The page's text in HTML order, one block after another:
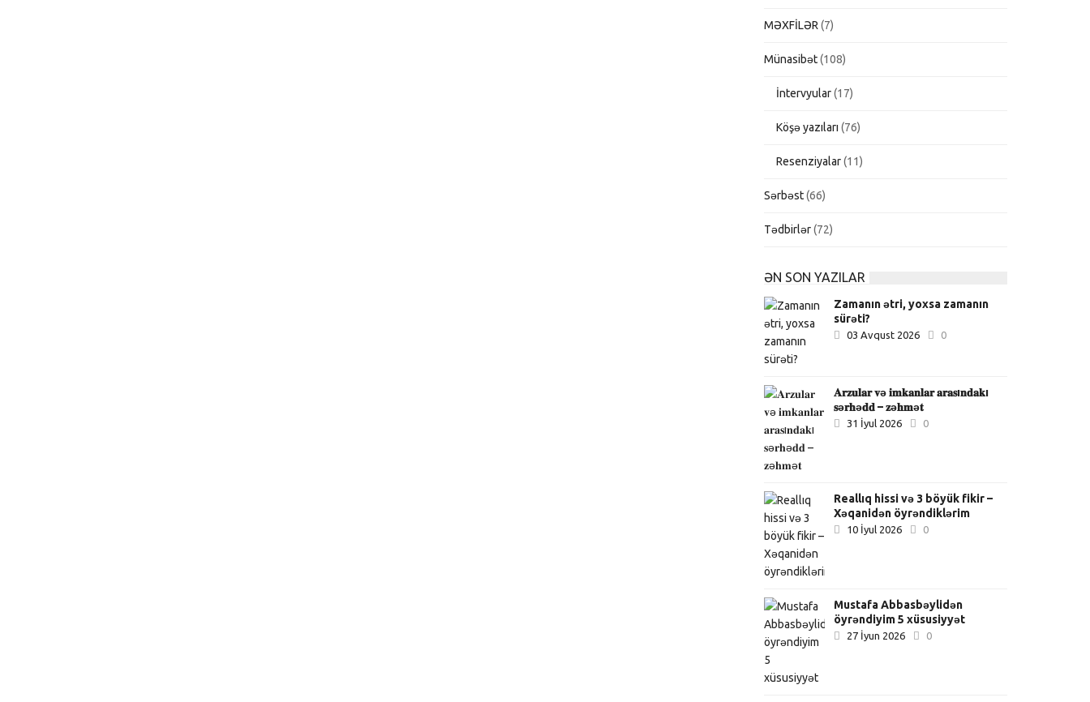
MƏXFİLƏR (7)
Münasibət(108)
İntervyular(17)
Köşə yazıları (76)
Resenziyalar(11)
Sərbəst(66)
Tədbirlər(72)
ƏN SON YAZILAR
Zamanın ətri, yoxsa zamanın
sürəti?
03 Avqust 2026 0
𝐀𝐫𝐳𝐮𝐥𝐚𝐫 𝐯ə 𝐢𝐦𝐤𝐚𝐧𝐥𝐚𝐫 𝐚𝐫𝐚𝐬ı𝐧𝐝𝐚𝐤ı
𝐬ə𝐫𝐡ə𝐝𝐝 – 𝐳ə𝐡𝐦ə𝐭
31 İyul 2026 0
Reallıq hissi və 3 böyük fikir –
Xəqanidən öyrəndiklərim
10 İyul 2026 0
Mustafa Abbasbəylidən
öyrəndiyim 5 xüsusiyyət
27 İyun 2026 0